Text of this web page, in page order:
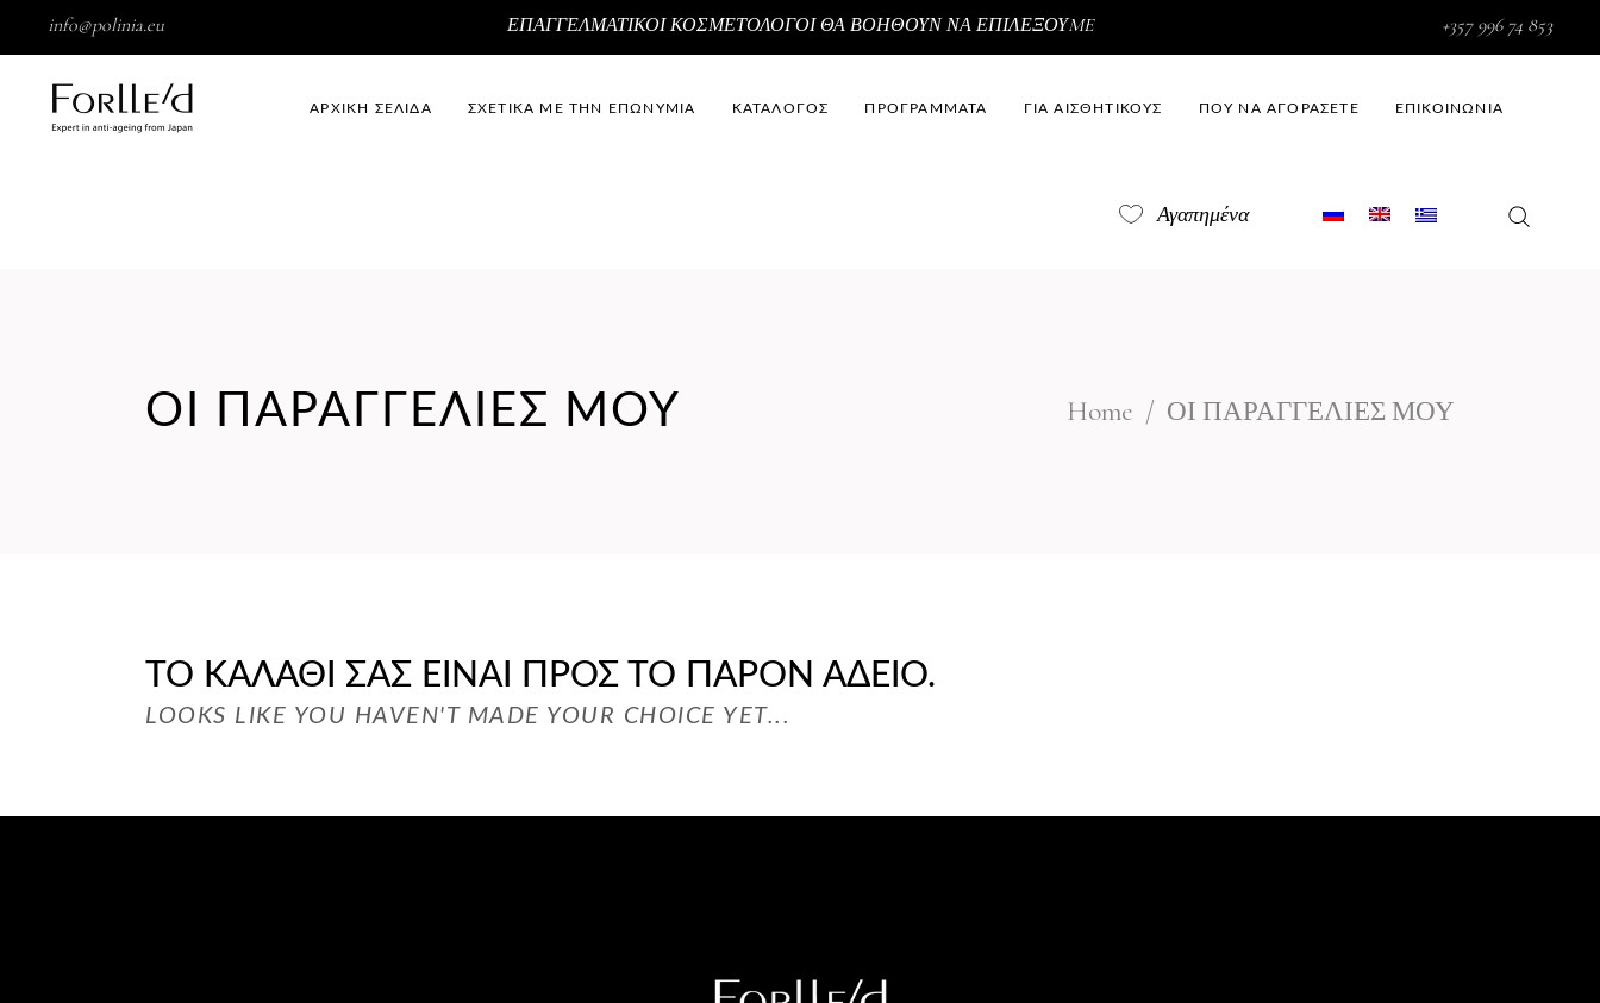
info@polinia.eu ΕΠΑΓΓΕΛΜΑΤΙΚΟΙ ΚΟΣΜΕΤΟΛΟΓΟΙ ΘΑ ΒΟΗΘΟΥΝ ΝΑ ΕΠΙΛΕΞΟΥME +357 996 74 853
ΑΡΧΙΚΗ ΣΕΛΙΔΑ ΣΧΕΤΙΚΑ ΜΕ ΤΗΝ ΕΠΩΝΥΜΙΑ ΚΑΤΑΛΟΓΟΣ ΠΡΟΓΡΑΜΜΑΤΑ ΓΙΑ ΑΙΣΘΗΤΙΚΟΥΣ ΠΟΥ ΝΑ ΑΓΟΡΑΣΕΤΕ ΕΠΙΚΟΙΝΩΝΙΑ
Αγαπημένα
ΟΙ ΠΑΡΑΓΓΕΛΙΕΣ ΜΟΥ Home / ΟΙ ΠΑΡΑΓΓΕΛΙΕΣ ΜΟΥ
ΤΟ ΚΑΛΆΘΙ ΣΑΣ ΕΊΝΑΙ ΠΡΟΣ ΤΟ ΠΑΡΌΝ ΆΔΕΙΟ.
LOOKS LIKE YOU HAVEN'T MADE YOUR CHOICE YET...